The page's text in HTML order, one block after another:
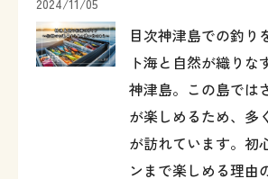
2024/11/05
目次神津島での釣り
ト海と自然が織りな
神津島。この島では
が楽しめるため、多
が訪れています。初
ンまで楽しめる理由